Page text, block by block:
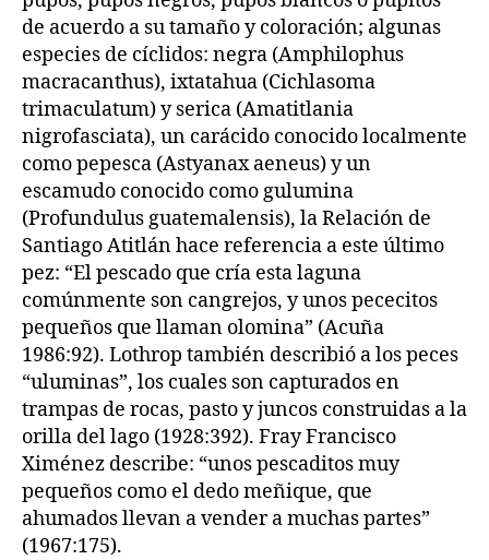
de acuerdo a su tamaño y coloración; algunas
especies de cíclidos: negra (Amphilophus
macracanthus), ixtatahua (Cichlasoma
trimaculatum) y serica (Amatitlania
nigrofasciata), un carácido conocido localmente
como pepesca (Astyanax aeneus) y un
escamudo conocido como gulumina
(Profundulus guatemalensis), la Relación de
Santiago Atitlán hace referencia a este último
pez: “El pescado que cría esta laguna
comúnmente son cangrejos, y unos pececitos
pequeños que llaman olomina” (Acuña
1986:92). Lothrop también describió a los peces
“uluminas”, los cuales son capturados en
trampas de rocas, pasto y juncos construidas a la
orilla del lago (1928:392). Fray Francisco
Ximénez describe: “unos pescaditos muy
pequeños como el dedo meñique, que
ahumados llevan a vender a muchas partes”
(1967:175).